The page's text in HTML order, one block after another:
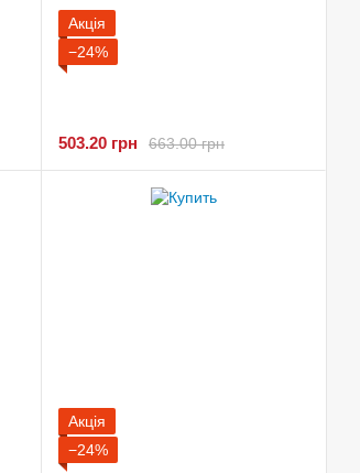
Акція
−24%
663.00 грн
503.20 грн
Акція
−24%